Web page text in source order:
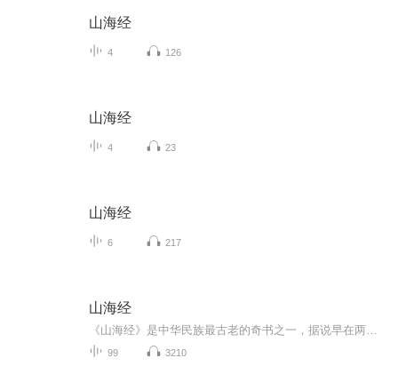
山海经
4 126
山海经
4 23
山海经
6 217
山海经
99 3210